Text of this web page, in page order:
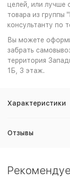
целей, или лучше
товара из группы
консультанту по
Вы можете
забрать
территория
1Б, 3 этаж.
Характеристики
Отзывы